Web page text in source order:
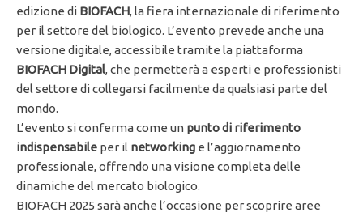
edizione di BIOFACH, la fiera internazionale di riferimento
per il settore del biologico. L’evento prevede anche una
versione digitale, accessibile tramite la piattaforma
BIOFACH Digital, che permetterà a esperti e professionisti
del settore di collegarsi facilmente da qualsiasi parte del
mondo.
L’evento si conferma come un puntodi riferimento
indispensabile per il networking e l’aggiornamento
professionale, offrendo una visione completa delle
dinamiche del mercato biologico.
BIOFACH 2025 sarà anche l’occasione per scoprire aree